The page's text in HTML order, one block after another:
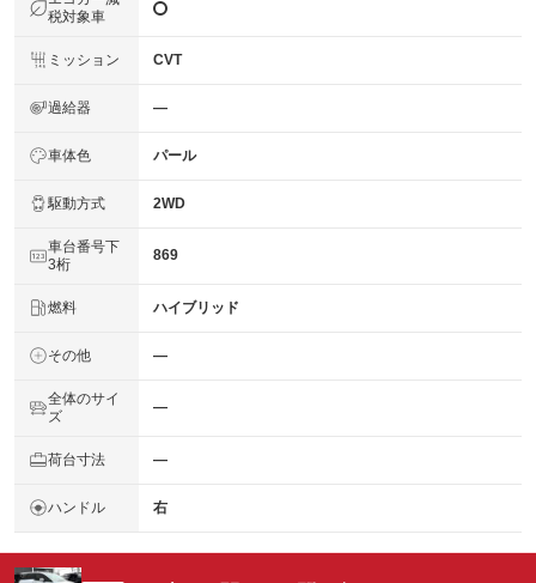
税対象車
ミッション CVT
過給器 ―
車体色 パール
駆動方式 2WD
車台番号下
3桁
869
燃料 ハイブリッド
その他 ―
全体のサイ
ズ
―
荷台寸法 ―
ハンドル 右